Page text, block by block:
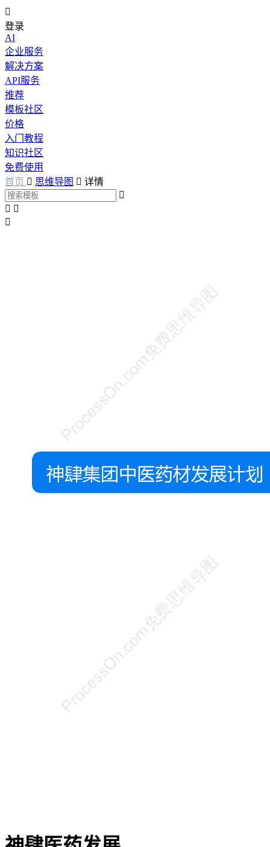

登录
AI
企业服务
解决方案
API服务
推荐
模板社区
价格
入门教程
知识社区
免费使用
首页  思维导图  详情

 
